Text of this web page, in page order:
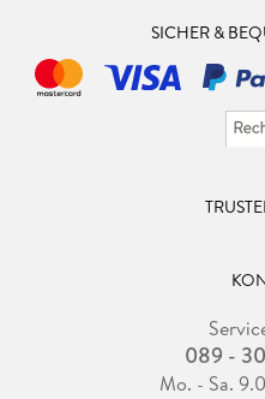
SICHER &
089 -
Mo. - Sa.